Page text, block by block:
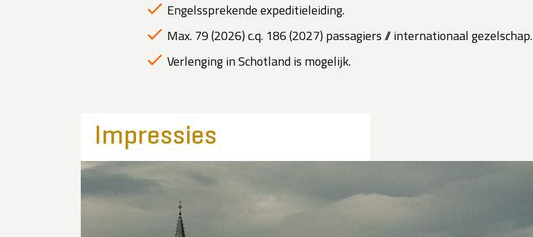
Engelssprekende expeditieleiding.
Max. 79 (2026) c.q. 186 (2027) passagiers // internationaal gezelschap.
Verlenging in Schotland is mogelijk.
Impressies